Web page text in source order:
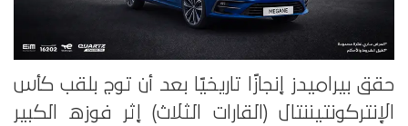
حقق بيراميدز إنجازًا تاريخيًا بعد أن توج بلقب كأس
الإنتركونتيننتال (القارات الثلاث) إثر فوزه الكبير